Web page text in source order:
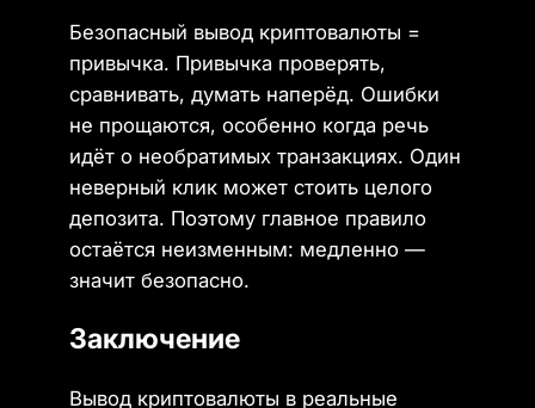
Безопасный вывод криптовалюты =
привычка. Привычка проверять,
сравнивать, думать наперёд. Ошибки
не прощаются, особенно когда речь
идёт о необратимых транзакциях. Один
неверный клик может стоить целого
депозита. Поэтому главное правило
остаётся неизменным: медленно —
значит безопасно.
Заключение
Вывод криптовалюты в реальные